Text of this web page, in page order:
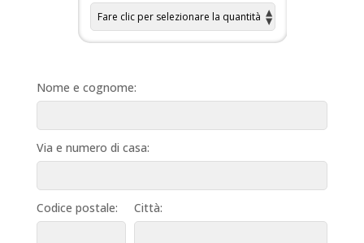
Nome e cognome:
Via e numero di casa:
Codice postale: Città: